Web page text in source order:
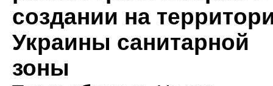
создании на
Украины санитарной
зоны